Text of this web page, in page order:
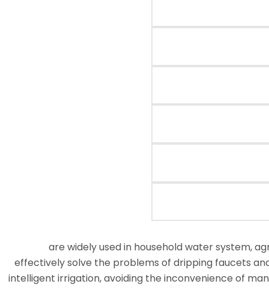
are widely used in household water system,
effectively solve the problems of dripping faucets
intelligent irrigation, avoiding the inconvenience of